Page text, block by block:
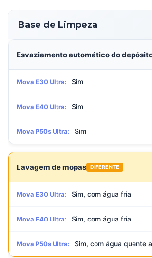
Base de Limpeza
Esvaziamento automático do
Mova E30 Ultra: Sim
Mova E40 Ultra: Sim
Mova P50s Ultra: Sim
Lavagem de mopas DIFERENTE
Mova E30 Ultra: Sim, com água fria
Mova E40 Ultra: Sim, com água fria
Mova P50s Ultra: Sim, com água quente a